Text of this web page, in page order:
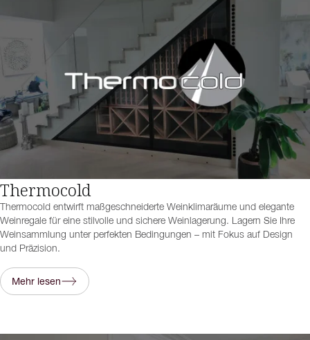
Thermocold
Thermocold entwirft maßgeschneiderte Weinklimaräume und elegante
Weinregale für eine stilvolle und sichere Weinlagerung. Lagern Sie Ihre
Weinsammlung unter perfekten Bedingungen – mit Fokus auf Design
und Präzision.
Mehr lesen